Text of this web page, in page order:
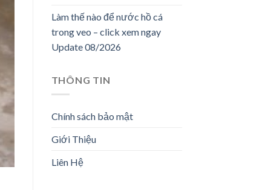
Làm thế nào để nước hồ cá
trong veo – click xem ngay
Update 08/2026
THÔNG TIN
Chính sách bảo mật
Giới Thiệu
Liên Hệ